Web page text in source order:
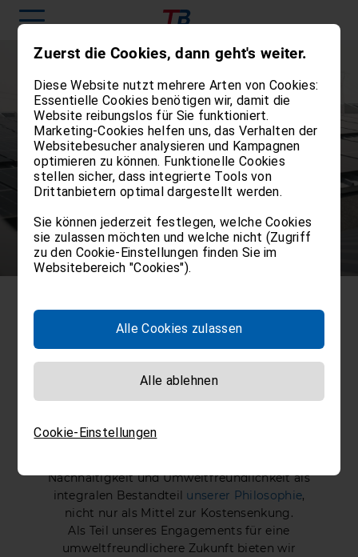
Logistikunternehmen
mit grüner
Lagerhaltung
Unsere Lagerhäuser bieten mehr als nur
Stauraum für Ihre Güter – sie stehen für
uns entscheidend, unterstützt durch optimale
klimatische Bedingungen wie
Nachhaltigkeit und Umweltfreundlichkeit als
integralen Bestandteil unserer Philosophie,
nicht nur als Mittel zur Kostensenkung.
Als Teil unseres Engagements für eine
umweltfreundlichere Zukunft bieten wir
Zuerst die Cookies, dann geht's weiter.
Diese Website nutzt mehrere Arten von Cookies:
Essentielle Cookies benötigen wir, damit die
Website reibungslos für Sie funktioniert.
Marketing-Cookies helfen uns, das Verhalten der
Websitebesucher analysieren und Kampagnen
optimieren zu können. Funktionelle Cookies
stellen sicher, dass integrierte Tools von
Drittanbietern optimal dargestellt werden.
Sie können jederzeit festlegen, welche Cookies
sie zulassen möchten und welche nicht (Zugriff
zu den Cookie-Einstellungen finden Sie im
Websitebereich "Cookies").
Cookie-Einstellungen
Alle Cookies zulassen
Alle ablehnen